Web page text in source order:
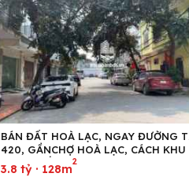
BÁN ĐẤT HOÀ LẠC, NGAY ĐƯỜNG
420, GẦNCHỢ HOÀ LẠC, CÁCH KHU
600M, ĐỐI DIỆN FPT,ĐHQG
3.8 tỷ · 128m
2